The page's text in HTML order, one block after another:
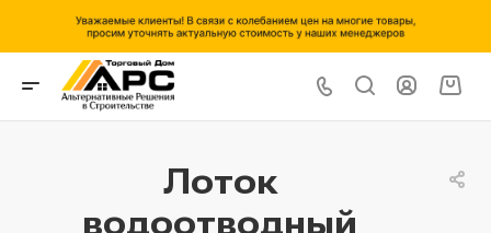
Лоток
водоотводный